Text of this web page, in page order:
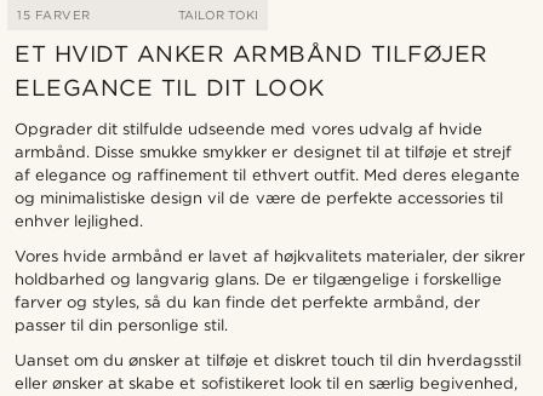
15 FARVER TAILOR TOKI
ET HVIDT ANKER ARMBÅND TILFØJER
ELEGANCE TIL DIT LOOK
Opgrader dit stilfulde udseende med vores udvalg af hvide
armbånd. Disse smukke smykker er designet til at tilføje et strejf
af elegance og raffinement til ethvert outfit. Med deres elegante
og minimalistiske design vil de være de perfekte accessories til
enhver lejlighed.
Vores hvide armbånd er lavet af højkvalitets materialer, der sikrer
holdbarhed og langvarig glans. De er tilgængelige i forskellige
farver og styles, så du kan finde det perfekte armbånd, der
passer til din personlige stil.
Uanset om du ønsker at tilføje et diskret touch til din hverdagsstil
eller ønsker at skabe et sofistikeret look til en særlig begivenhed,